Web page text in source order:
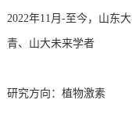
2022年11月-至今，山东
青、山大未来学者
研究方向：植物激素